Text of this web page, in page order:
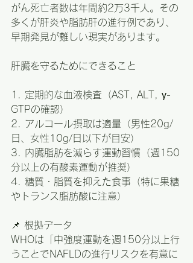
がん死亡者数は年間約2万3千人。その
多くが肝炎や脂肪肝の進行例であり、
早期発見が難しい現実があります。
肝臓を守るためにできること
1. 定期的な血液検査（AST, ALT, γ-
GTPの確認）
2. アルコール摂取は適量（男性20g/
日、女性10g/日以下が目安）
3. 内臓脂肪を減らす運動習慣（週150
分以上の有酸素運動が推奨）
4. 糖質・脂質を抑えた食事（特に果糖
やトランス脂肪酸に注意）
📌 根拠データ
WHOは「中強度運動を週150分以上行
うことでNAFLDの進行リスクを有意に